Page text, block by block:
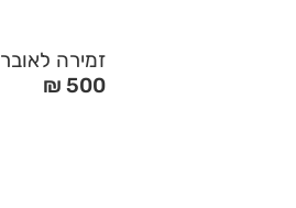
זמירה לאובר
500 ₪